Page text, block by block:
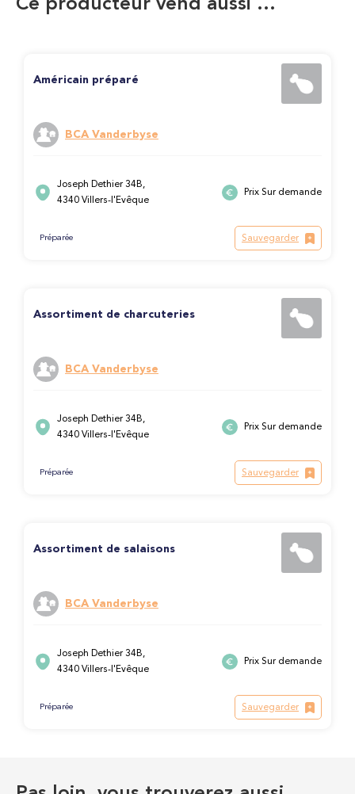
Ce producteur vend aussi …
Américain préparé
BCA Vanderbyse
Joseph Dethier 34B,
4340 Villers-l'Evêque
Prix Sur demande
Préparée Sauvegarder
Assortiment de charcuteries
BCA Vanderbyse
Joseph Dethier 34B,
4340 Villers-l'Evêque
Prix Sur demande
Préparée Sauvegarder
Assortiment de salaisons
BCA Vanderbyse
Joseph Dethier 34B,
4340 Villers-l'Evêque
Prix Sur demande
Préparée Sauvegarder